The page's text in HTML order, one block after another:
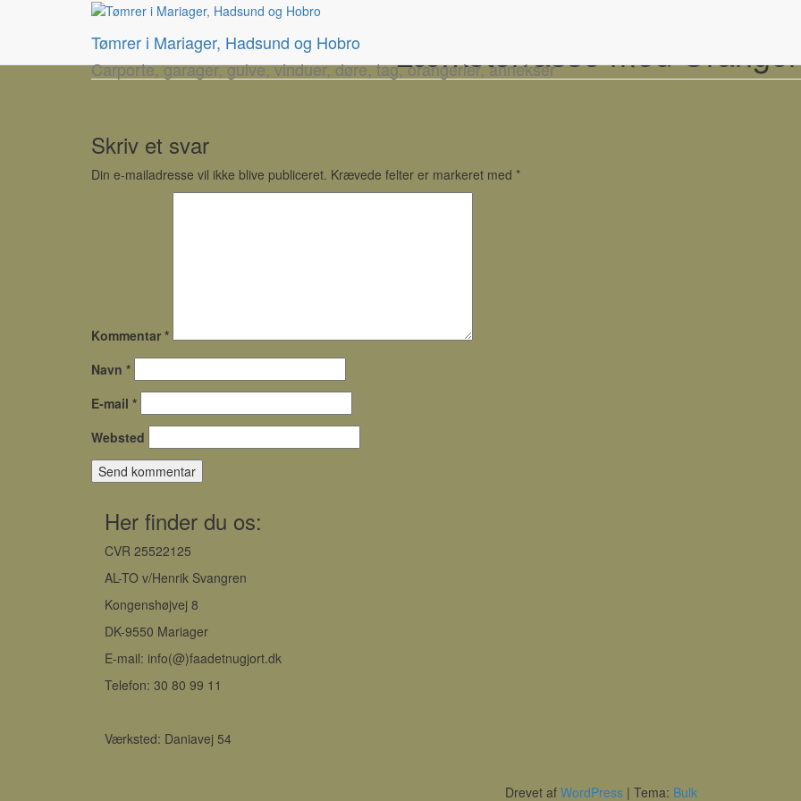
Tømrer i Mariager, Hadsund og Hobro
Carporte, garager, gulve, vinduer, døre, tag, orangerier, annekser
Lærketerrasse med
Skriv et svar
Din e-mailadresse vil ikke blive publiceret. Krævede felter er markeret med *
Kommentar *
Navn *
E-mail *
Websted
Her finder du os:
CVR 25522125
AL-TO v/Henrik Svangren
Kongenshøjvej 8
DK-9550 Mariager
E-mail: info(@)faadetnugjort.dk
Telefon: 30 80 99 11
Værksted: Daniavej 54
Drevet af WordPress | Tema: Bulk